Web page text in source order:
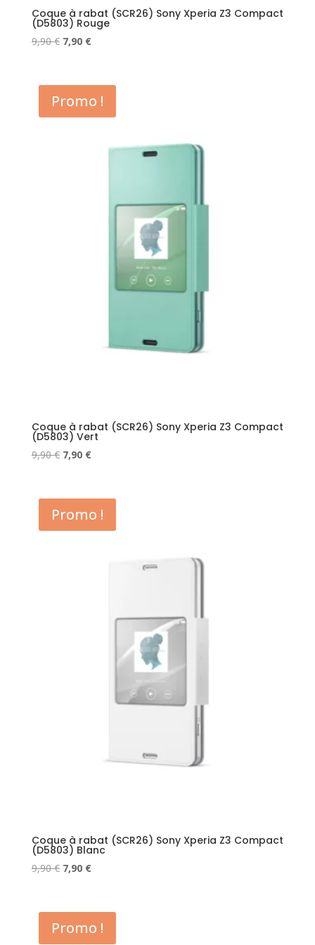
Coque à rabat (SCR26) Sony Xperia Z3 Compact
(D5803) Rouge
9,90€ Le
était :
9,90 €.
7,90 €Le
est :
7,90 €.
Promo !
Coque à rabat (SCR26) Sony Xperia Z3 Compact
(D5803) Vert
9,90€ Le
était :
9,90 €.
7,90 €Le
est :
7,90 €.
Promo !
Coque à rabat (SCR26) Sony Xperia Z3 Compact
(D5803) Blanc
9,90€ Le
était :
9,90 €.
7,90 €Le
est :
7,90 €.
Promo !